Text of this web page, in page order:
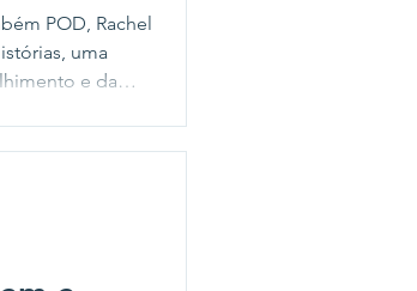
POD, Rachel
uma
e da